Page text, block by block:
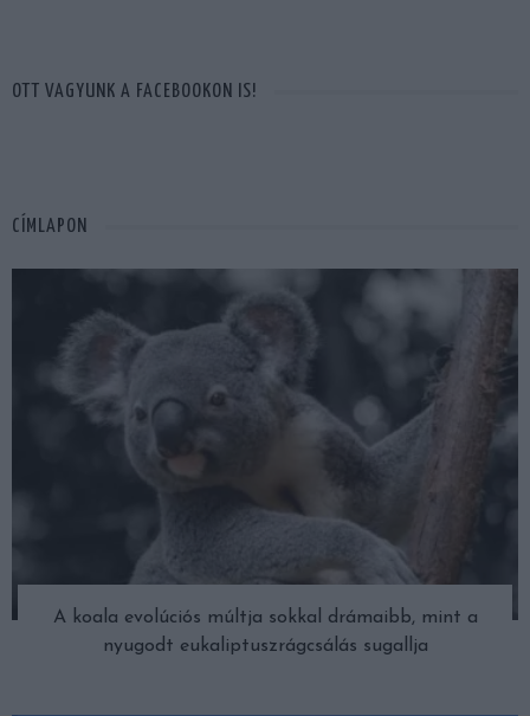
OTT VAGYUNK A FACEBOOKON IS!
CÍMLAPON
A koala evolúciós múltja sokkal drámaibb, mint a
nyugodt eukaliptuszrágcsálás sugallja